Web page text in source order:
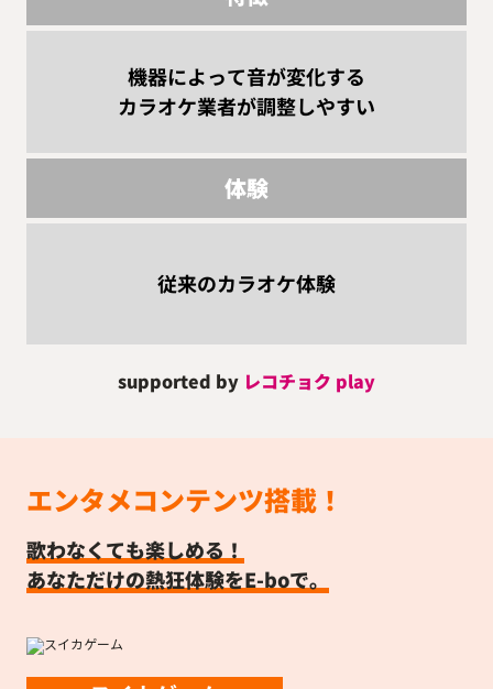
機器によって音が変化する
カラオケ業者が調整しやすい
体験
従来のカラオケ体験
supported by レコチョク play
エンタメコンテンツ搭載！
歌わなくても楽しめる！
あなただけの熱狂体験をE-boで。